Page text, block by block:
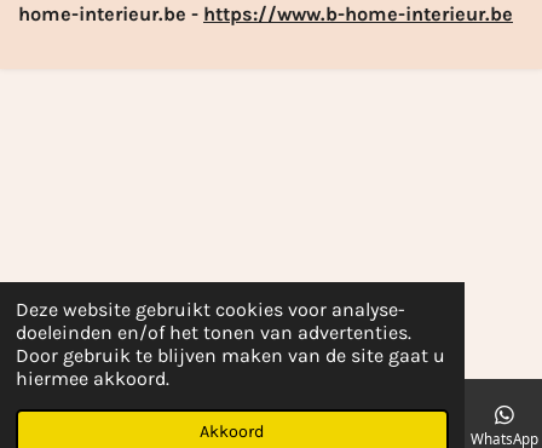
Deze website gebruikt cookies voor analyse-
doeleinden en/of het tonen van advertenties.
Door gebruik te blijven maken van de site gaat u
hiermee akkoord.
Akkoord
home-interieur.be - https://www.b-home-interieur.be
Telefoonnummer WhatsApp